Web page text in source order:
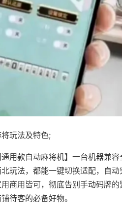
玩法及特色;
通用款自动麻将机】一台机器兼
玩法，都能一键切换适配，自
商用皆可，彻底告别手动码牌
待客的必备好物。